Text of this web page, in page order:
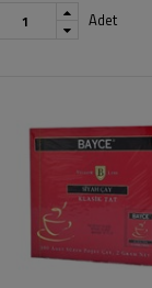
Adet